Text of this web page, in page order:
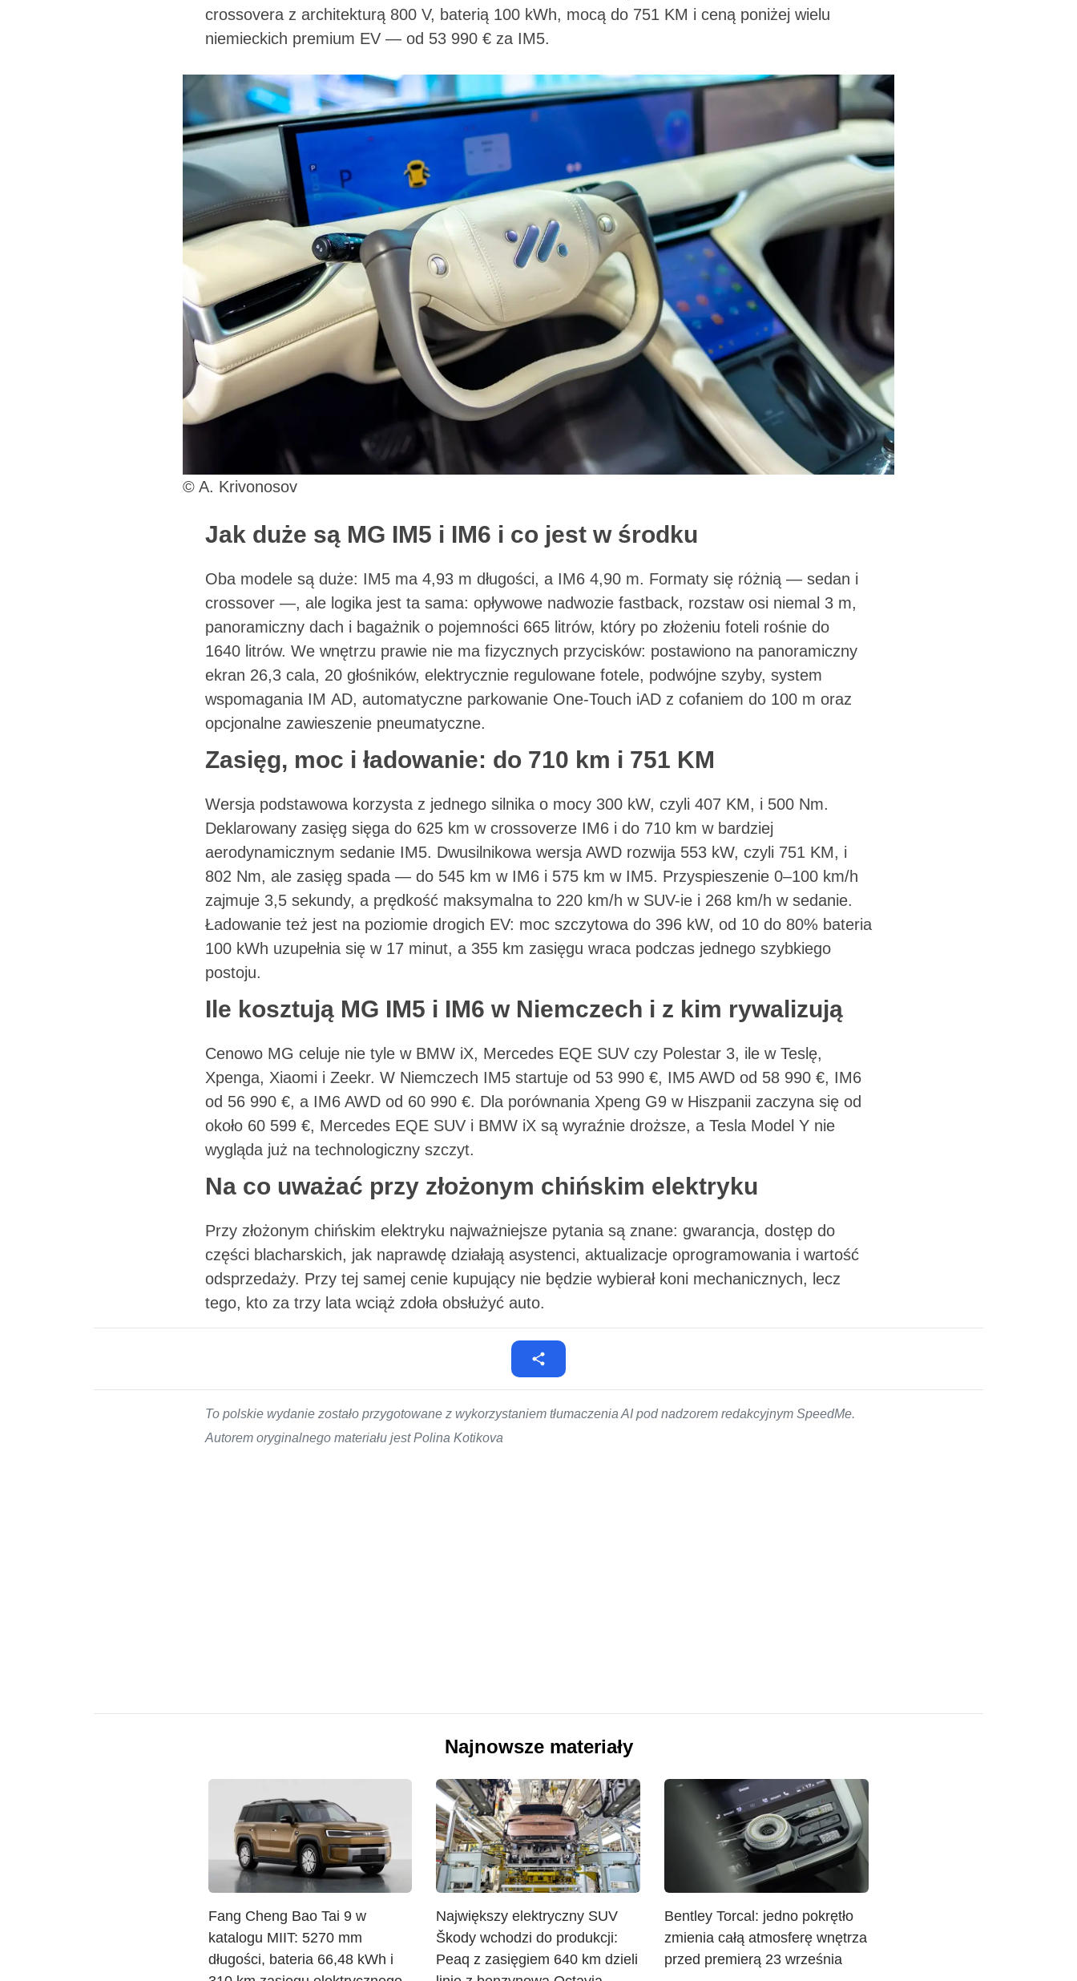
crossovera z architekturą 800 V, baterią 100 kWh, mocą do 751 KM i ceną poniżej wielu
niemieckich premium EV — od 53 990 € za IM5.
© A. Krivonosov
Jak duże są MG IM5 i IM6 i co jest w środku
Oba modele są duże: IM5 ma 4,93 m długości, a IM6 4,90 m. Formaty się różnią — sedan i
crossover —, ale logika jest ta sama: opływowe nadwozie fastback, rozstaw osi niemal 3 m,
panoramiczny dach i bagażnik o pojemności 665 litrów, który po złożeniu foteli rośnie do
1640 litrów. We wnętrzu prawie nie ma fizycznych przycisków: postawiono na panoramiczny
ekran 26,3 cala, 20 głośników, elektrycznie regulowane fotele, podwójne szyby, system
wspomagania IM AD, automatyczne parkowanie One-Touch iAD z cofaniem do 100 m oraz
opcjonalne zawieszenie pneumatyczne.
Zasięg, moc i ładowanie: do 710 km i 751 KM
Wersja podstawowa korzysta z jednego silnika o mocy 300 kW, czyli 407 KM, i 500 Nm.
Deklarowany zasięg sięga do 625 km w crossoverze IM6 i do 710 km w bardziej
aerodynamicznym sedanie IM5. Dwusilnikowa wersja AWD rozwija 553 kW, czyli 751 KM, i
802 Nm, ale zasięg spada — do 545 km w IM6 i 575 km w IM5. Przyspieszenie 0–100 km/h
zajmuje 3,5 sekundy, a prędkość maksymalna to 220 km/h w SUV-ie i 268 km/h w sedanie.
Ładowanie też jest na poziomie drogich EV: moc szczytowa do 396 kW, od 10 do 80% bateria
100 kWh uzupełnia się w 17 minut, a 355 km zasięgu wraca podczas jednego szybkiego
postoju.
Ile kosztują MG IM5 i IM6 w Niemczech i z kim rywalizują
Cenowo MG celuje nie tyle w BMW iX, Mercedes EQE SUV czy Polestar 3, ile w Teslę,
Xpenga, Xiaomi i Zeekr. W Niemczech IM5 startuje od 53 990 €, IM5 AWD od 58 990 €, IM6
od 56 990 €, a IM6 AWD od 60 990 €. Dla porównania Xpeng G9 w Hiszpanii zaczyna się od
około 60 599 €, Mercedes EQE SUV i BMW iX są wyraźnie droższe, a Tesla Model Y nie
wygląda już na technologiczny szczyt.
Na co uważać przy złożonym chińskim elektryku
Przy złożonym chińskim elektryku najważniejsze pytania są znane: gwarancja, dostęp do
części blacharskich, jak naprawdę działają asystenci, aktualizacje oprogramowania i wartość
odsprzedaży. Przy tej samej cenie kupujący nie będzie wybierał koni mechanicznych, lecz
tego, kto za trzy lata wciąż zdoła obsłużyć auto.
To polskie wydanie zostało przygotowane z wykorzystaniem tłumaczenia AI pod nadzorem redakcyjnym SpeedMe.
Autorem oryginalnego materiału jest Polina Kotikova
Najnowsze materiały
Fang Cheng Bao Tai 9 w
katalogu MIIT: 5270 mm
długości, bateria 66,48 kWh i
Największy elektryczny SUV
Škody wchodzi do produkcji:
Peaq z zasięgiem 640 km dzieli
Bentley Torcal: jedno pokrętło
zmienia całą atmosferę wnętrza
przed premierą 23 września